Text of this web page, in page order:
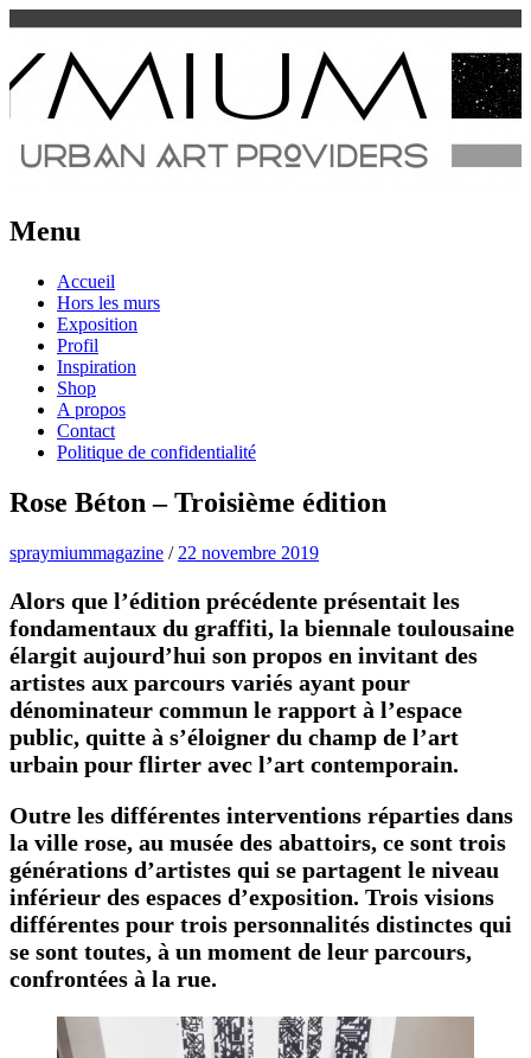
Spraymium Magazine
Urban Art Provider
Menu
Aller
contenu
Accueil
Hors les murs
Exposition
Profil
Inspiration
Shop
A propos
Contact
Politique de confidentialité
Rose Béton – Troisième édition
spraymiummagazine / 22 novembre 2019
Alors que l’édition précédente présentait les
fondamentaux du graffiti, la biennale toulousaine
élargit aujourd’hui son propos en invitant des
artistes aux parcours variés ayant pour
dénominateur commun le rapport à l’espace
public, quitte à s’éloigner du champ de l’art
urbain pour flirter avec l’art contemporain.
Outre les différentes interventions réparties dans
la ville rose, au musée des abattoirs, ce sont trois
générations d’artistes qui se partagent le niveau
inférieur des espaces d’exposition. Trois visions
différentes pour trois personnalités distinctes qui
se sont toutes, à un moment de leur parcours,
confrontées à la rue.